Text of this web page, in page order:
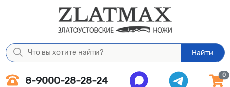
Найти
8-9000-28-28-24 0